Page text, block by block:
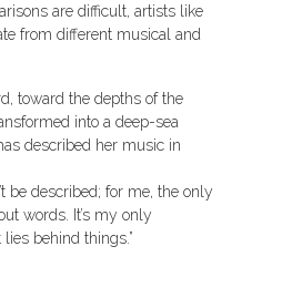
are difficult, artists like
from different musical and
toward the depths of the
into a deep-sea
described her music in
be described; for me, the only
words. It’s my only
behind things.”